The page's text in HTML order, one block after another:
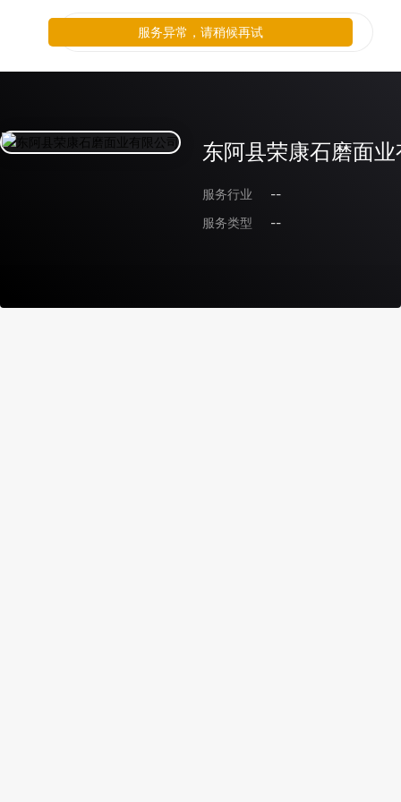
东阿县荣康石磨面
服务行业
--
服务类型
--
服务异常，请稍候再试